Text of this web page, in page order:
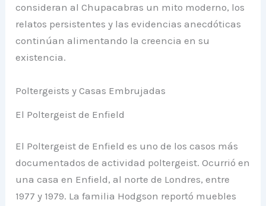
consideran al Chupacabras un mito moderno, los
relatos persistentes y las evidencias anecdóticas
continúan alimentando la creencia en su
existencia.
Poltergeists y Casas Embrujadas
El Poltergeist de Enfield
El Poltergeist de Enfield es uno de los casos más
documentados de actividad poltergeist. Ocurrió en
una casa en Enfield, al norte de Londres, entre
1977 y 1979. La familia Hodgson reportó muebles